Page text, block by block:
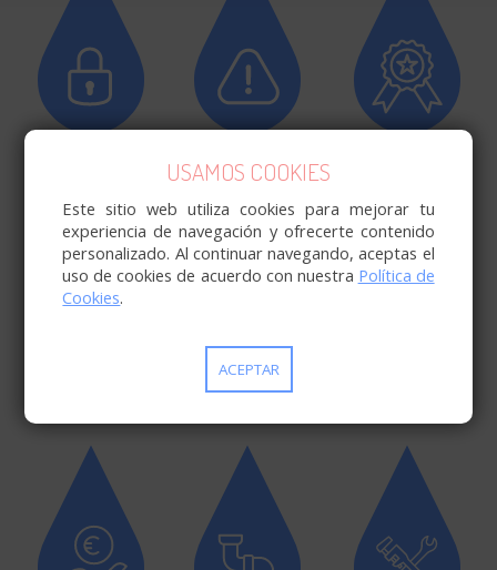
AVERÍA
CONSUMO
USAMOS COOKIES
Este sitio web utiliza cookies para mejorar tu
experiencia de navegación y ofrecerte contenido
personalizado. Al continuar navegando, aceptas el
uso de cookies de acuerdo con nuestra Política de
Cookies.
ACEPTAR